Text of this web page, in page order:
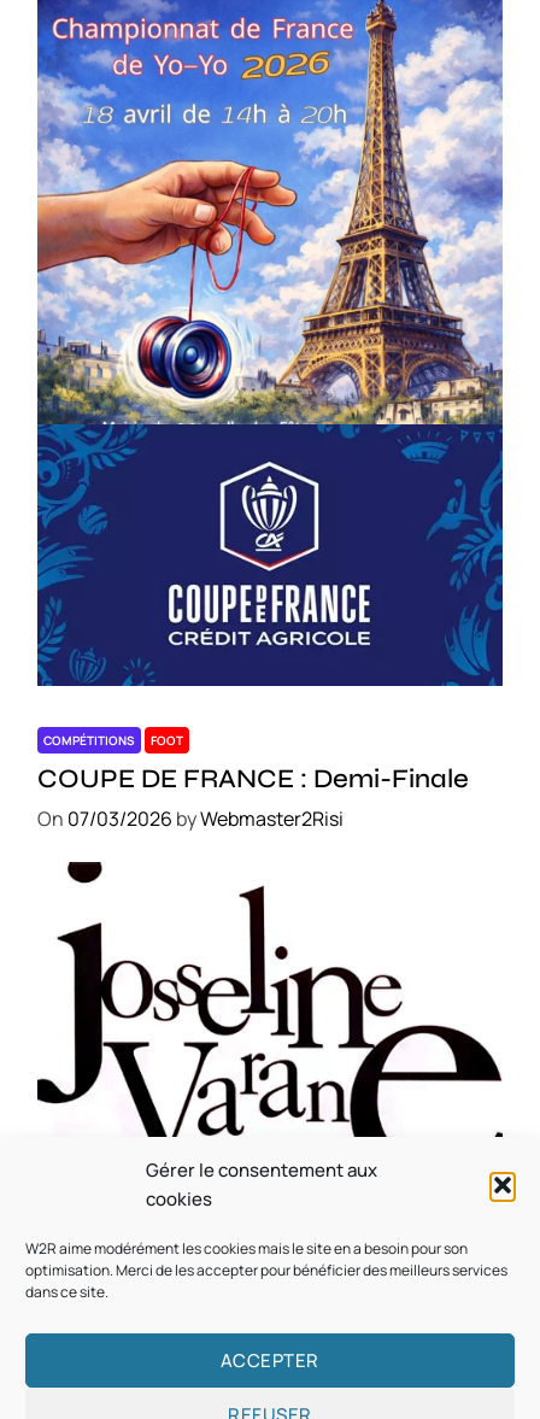
Gérer le consentement aux
cookies
W2R aime modérément les cookies mais le site en a besoin pour son
optimisation. Merci de les accepter pour bénéficier des meilleurs services
dans ce site.
ACCEPTER
COMPÉTITIONS CULTURE EN FAMILLE JEUNESSE & SPORTS
Championnat de France de la FYYA
le 18 avril – Paris 14e
On18/03/2026byWebmaster2Risi
COMPÉTITIONS FOOT
COUPE DE FRANCE : Demi-Finale
On 07/03/2026 byWebmaster2Risi
MUSICALE
Souvenir : 1996
On05/03/2026byWebmaster2Risi